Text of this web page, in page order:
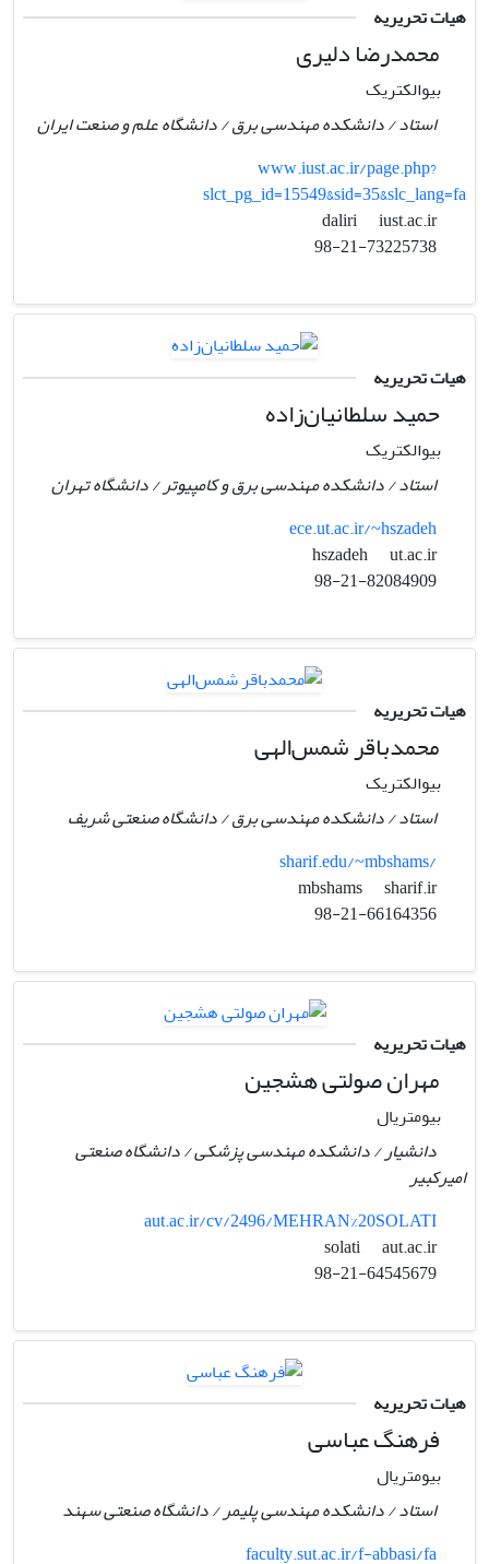
هیات تحریریه
محمدرضا دلیری
بیوالکتریک
استاد / دانشکده مهندسی برق / دانشگاه علم و صنعت ایران
www.iust.ac.ir/page.php?
slct_pg_id=15549&sid=35&slc_lang=fa
daliri
iust.ac.ir
هیات تحریریه
حمید سلطانیان‌زاده
بیوالکتریک
استاد / دانشکده مهندسی برق و کامپیوتر / دانشگاه تهران
ece.ut.ac.ir/~hszadeh
hszadeh
ut.ac.ir
هیات تحریریه
محمدباقر شمس‌الهی
بیوالکتریک
استاد / دانشکده مهندسی برق / دانشگاه صنعتی شریف
sharif.edu/~mbshams/
mbshams
sharif.ir
هیات تحریریه
مهران صولتی هشجین
بیومتریال
دانشیار / دانشکده مهندسی پزشکی / دانشگاه صنعتی
امیرکبیر
aut.ac.ir/cv/2496/MEHRAN%20SOLATI
solati
aut.ac.ir
هیات تحریریه
فرهنگ عباسی
بیومتریال
استاد / دانشکده مهندسی پلیمر / دانشگاه صنعتی سهند
faculty.sut.ac.ir/f-abbasi/fa